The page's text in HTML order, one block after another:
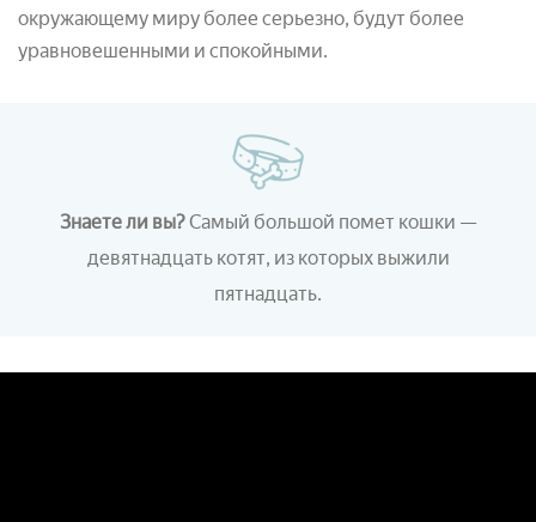
окружающему миру более серьезно, будут более
уравновешенными и спокойными.
Знаете ли вы?Самый большой помет кошки —
девятнадцать котят, из которых выжили
пятнадцать.